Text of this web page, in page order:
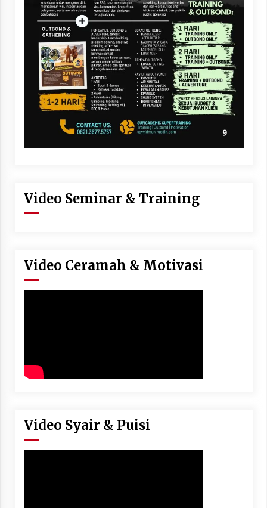
Video Seminar & Training
Video Ceramah & Motivasi
Video Syair & Puisi